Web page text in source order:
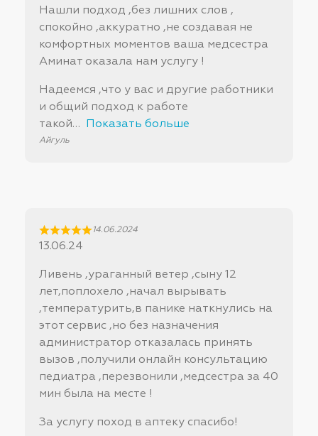
Нашли подход ,без лишних слов ,
спокойно ,аккуратно ,не создавая не
комфортных моментов ваша медсестра
Аминат оказала нам услугу !
Надеемся ,что у вас и другие работники
и общий подход к работе
такой
Показать больше
Айгуль
14.06.2024
13.06.24
Ливень ,ураганный ветер ,сыну 12
лет,поплохело ,начал вырывать
,температурить,в панике наткнулись на
этот сервис ,но без назначения
администратор отказалась принять
вызов ,получили онлайн консультацию
педиатра ,перезвонили ,медсестра за 40
мин была на месте !
За услугу поход в аптеку спасибо!